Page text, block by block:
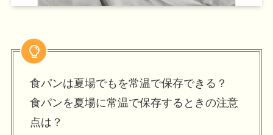
食パンは夏場でもを常温で保存できる？
食パンを夏場に常温で保存するときの注意
点は？